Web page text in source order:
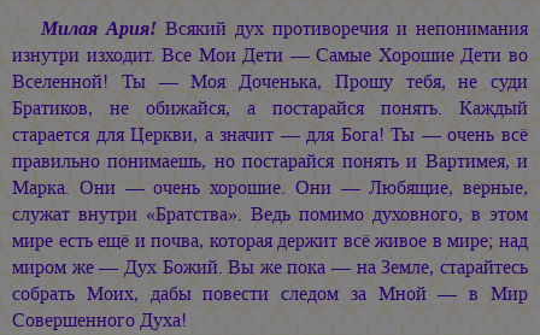
Милая Ария! Всякий дух противоречия и непонимания
изнутри изходит. Все Мои Дети — Самые Хорошие Дети во
Вселенной! Ты — Моя Доченька, Прошу тебя, не суди
Братиков, не обижайся, а постарайся понять. Каждый
старается для Церкви, а значит — для Бога! Ты — очень всё
правильно понимаешь, но постарайся понять и Вартимея, и
Марка. Они — очень хорошие. Они — Любящие, верные,
служат внутри «Братства». Ведь помимо духовного, в этом
мире есть ещё и почва, которая держит всё живое в мире; над
миром же — Дух Божий. Вы же пока — на Земле, старайтесь
собрать Моих, дабы повести следом за Мной — в Мир
Совершенного Духа!